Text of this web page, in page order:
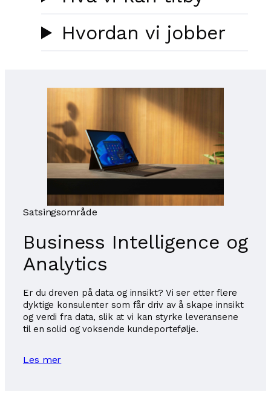
Hvordan vi jobber
Satsingsområde
Business Intelligence og
Analytics
Er du dreven på data og innsikt? Vi ser etter flere
dyktige konsulenter som får driv av å skape innsikt
og verdi fra data, slik at vi kan styrke leveransene
til en solid og voksende kundeportefølje.
Les mer